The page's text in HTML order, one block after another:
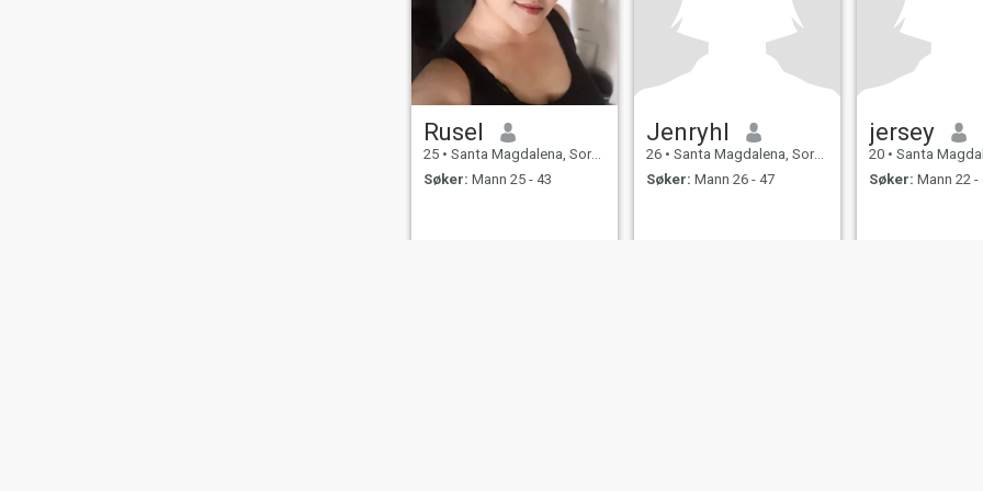
Rusel
25 • Santa Magdalena, Sorsogon, Filippinene
Søker: Mann 25 - 43
Jenryhl
26 • Santa Magdalena, Sorsogon, Filippinene
Søker: Mann 26 - 47
jersey
20 • Santa Magdalena,
Søker: Mann 22 -